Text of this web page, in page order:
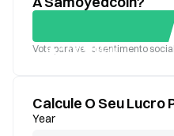
Bom Mau
Vote para ver o sentimento
Calcule O Seu Lucro
Year